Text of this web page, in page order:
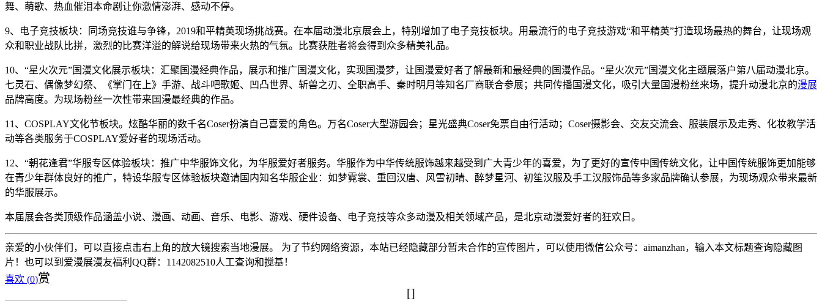
舞、萌歌、热血催泪本命剧让你激情澎湃、感动不停。
9、电子竞技板块：同场竞技谁与争锋，2019和平精英现场挑战赛。在本届动漫北京展会上，特别增加了电子竞技板块。用最流行的电子竞技游戏“和平精英”打造现场最热的舞台，让现场观
众和职业战队比拼，激烈的比赛洋溢的解说给现场带来火热的气氛。比赛获胜者将会得到众多精美礼品。
10、“星火次元”国漫文化展示板块：汇聚国漫经典作品，展示和推广国漫文化，实现国漫梦，让国漫爱好者了解最新和最经典的国漫作品。“星火次元”国漫文化主题展落户第八届动漫北京。
七灵石、偶像梦幻祭、《掌门在上》手游、战斗吧歌姬、凹凸世界、斩兽之刃、全职高手、秦时明月等知名厂商联合参展；共同传播国漫文化，吸引大量国漫粉丝来场，提升动漫北京的漫展
品牌高度。为现场粉丝一次性带来国漫最经典的作品。
11、COSPLAY文化节板块。炫酷华丽的数千名Coser扮演自己喜爱的角色。 万名Coser大型游园会；星光盛典Coser免票自由行活动；Coser摄影会、交友交流会、服装展示及走秀、化妆教学活
动等各类服务于COSPLAY爱好者的现场活动。
12、“朝花逢君”华服专区体验板块：推广中华服饰文化，为华服爱好者服务。华服作为中华传统服饰越来越受到广大青少年的喜爱，为了更好的宣传中国传统文化，让中国传统服饰更加能够
在青少年群体良好的推广，特设华服专区体验板块邀请国内知名华服企业：如梦霓裳、重回汉唐、风雪初晴、醉梦星河、初笙汉服及手工汉服饰品等多家品牌确认参展，为现场观众带来最新
的华服展示。
本届展会各类顶级作品涵盖小说、漫画、动画、音乐、电影、游戏、硬件设备、电子竞技等众多动漫及相关领域产品，是北京动漫爱好者的狂欢日。
亲爱的小伙伴们，可以直接点击右上角的放大镜搜索当地漫展。 为了节约网络资源，本站已经隐藏部分暂未合作的宣传图片，可以使用微信公众号：aimanzhan，输入本文标题查询隐藏图
片！也可以到爱漫展漫友福利QQ群：1142082510人工查询和搅基！
喜欢 (0)赏
[]